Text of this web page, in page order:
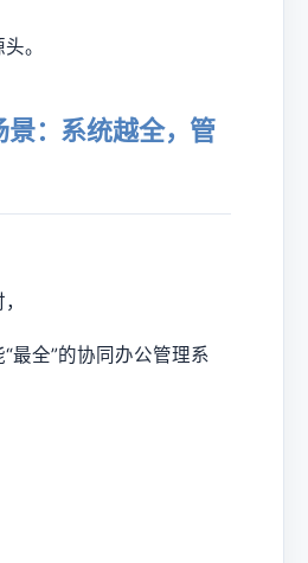
。
景：系统越全，管
最全”的协同办公管理系